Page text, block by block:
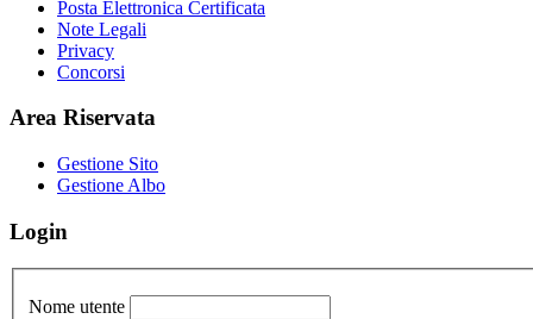
Posta Elettronica Certificata
Note Legali
Privacy
Concorsi
Area Riservata
Gestione Sito
Gestione Albo
Login
Nome utente